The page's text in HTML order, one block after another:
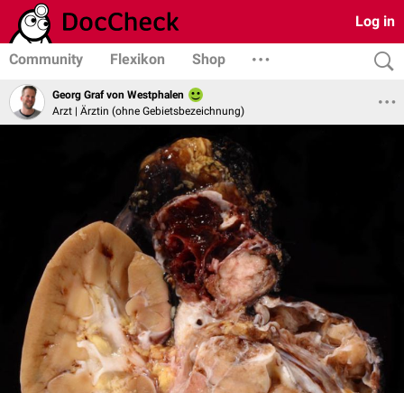
Log in
Community Flexikon Shop
Georg Graf von Westphalen
Arzt | Ärztin (ohne Gebietsbezeichnung)